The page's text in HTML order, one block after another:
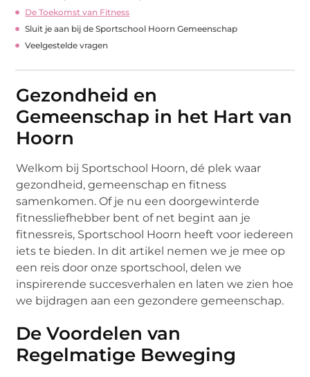
De Toekomst van Fitness
Sluit je aan bij de Sportschool Hoorn Gemeenschap
Veelgestelde vragen
Gezondheid en
Gemeenschap in het Hart van
Hoorn
Welkom bij Sportschool Hoorn, dé plek waar
gezondheid, gemeenschap en fitness
samenkomen. Of je nu een doorgewinterde
fitnessliefhebber bent of net begint aan je
fitnessreis, Sportschool Hoorn heeft voor iedereen
iets te bieden. In dit artikel nemen we je mee op
een reis door onze sportschool, delen we
inspirerende succesverhalen en laten we zien hoe
we bijdragen aan een gezondere gemeenschap.
De Voordelen van
Regelmatige Beweging